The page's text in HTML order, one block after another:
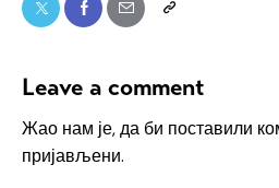
Leave a comment
Жао нам је, да би поставили
пријављени.